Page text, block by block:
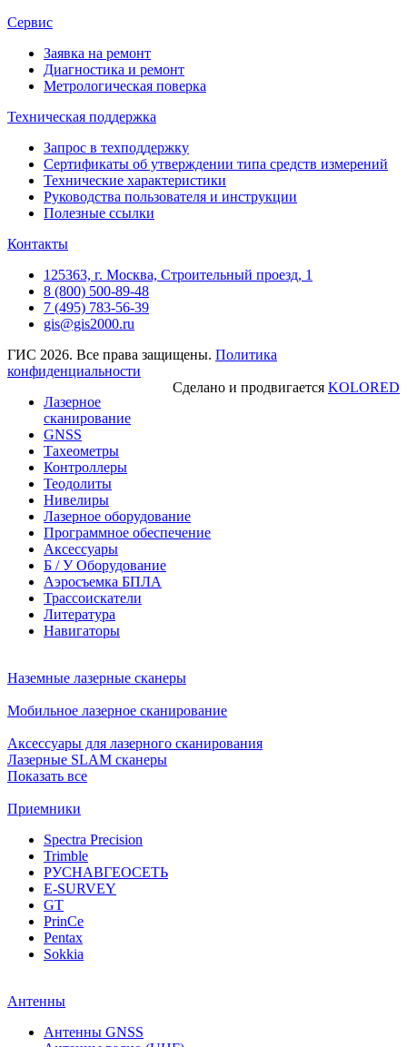
Сервис
Заявка на ремонт
Диагностика и ремонт
Метрологическая поверка
Техническая поддержка
Запрос в техподдержку
Сертификаты об утверждении типа средств измерений
Технические характеристики
Руководства пользователя и инструкции
Полезные ссылки
Контакты
125363, г. Москва, Строительный проезд, 1
8 (800) 500-89-48
7 (495) 783-56-39
gis@gis2000.ru
ГИС 2026. Все права защищены. Политика
конфиденциальности
Сделано и продвигается KOLORED
Лазерное
сканирование
GNSS
Тахеометры
Контроллеры
Теодолиты
Нивелиры
Лазерное оборудование
Программное обеспечение
Аксессуары
Б / У Оборудование
Аэросъемка БПЛА
Трассоискатели
Литература
Навигаторы
Наземные лазерные сканеры
Мобильное лазерное сканирование
Аксессуары для лазерного сканирования
Лазерные SLAM сканеры
Показать все
Приемники
Spectra Precision
Trimble
РУСНАВГЕОСЕТЬ
E-SURVEY
GT
PrinCe
Pentax
Sokkia
Антенны
Антенны GNSS